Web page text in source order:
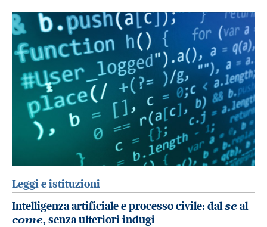
Leggi e istituzioni
Intelligenza artificiale e processo civile: dalse al
come, senza ulteriori indugi